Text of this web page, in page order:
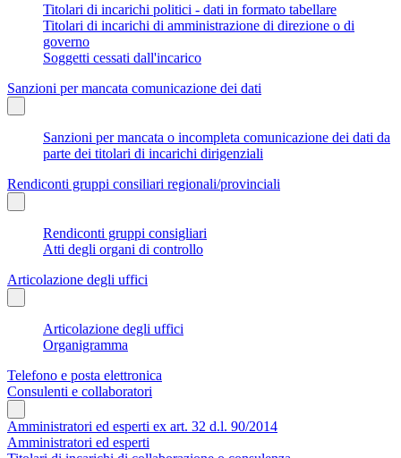
Titolari di incarichi politici - dati in formato tabellare
Titolari di incarichi di amministrazione di direzione o di
governo
Soggetti cessati dall'incarico
Sanzioni per mancata comunicazione dei dati
Sanzioni per mancata o incompleta comunicazione dei dati da
parte dei titolari di incarichi dirigenziali
Rendiconti gruppi consiliari regionali/provinciali
Rendiconti gruppi consigliari
Atti degli organi di controllo
Articolazione degli uffici
Articolazione degli uffici
Organigramma
Telefono e posta elettronica
Consulenti e collaboratori
Amministratori ed esperti ex art. 32 d.l. 90/2014
Amministratori ed esperti